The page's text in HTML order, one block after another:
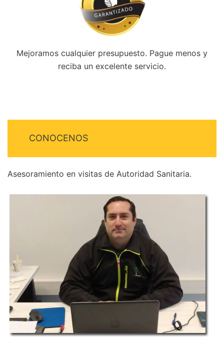
Mejoramos cualquier presupuesto. Pague menos y
reciba un excelente servicio.
CONOCENOS
Asesoramiento en visitas de Autoridad Sanitaria.